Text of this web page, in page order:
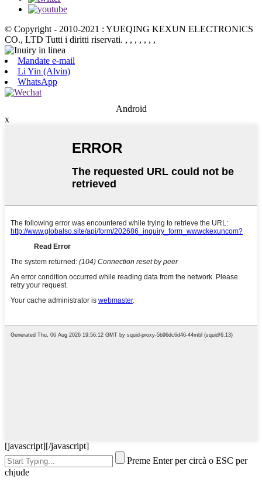
© Copyright - 2010-2021 : YUEQING KEXUN ELECTRONICS
CO., LTD Tutti i diritti riservati. , , , , , , ,
Mandate e-mail
Li Yin (Alvin)
WhatsApp
Android
x
[javascript][/javascript]
Preme Enter per circà o ESC per
chjude